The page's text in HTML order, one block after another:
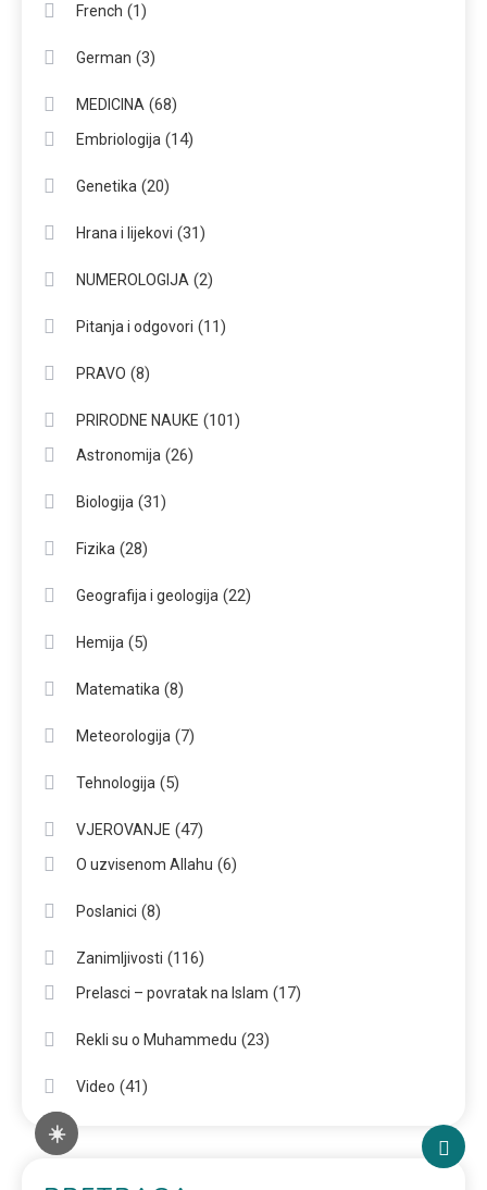
☀️
French (1)
German (3)
MEDICINA (68)
Embriologija (14)
Genetika (20)
Hrana i lijekovi (31)
NUMEROLOGIJA (2)
Pitanja i odgovori (11)
PRAVO (8)
PRIRODNE NAUKE (101)
Astronomija (26)
Biologija (31)
Fizika (28)
Geografija i geologija (22)
Hemija (5)
Matematika (8)
Meteorologija (7)
Tehnologija (5)
VJEROVANJE (47)
O uzvisenom Allahu (6)
Poslanici (8)
Zanimljivosti (116)
Prelasci – povratak na Islam (17)
Rekli su o Muhammedu (23)
Video (41)